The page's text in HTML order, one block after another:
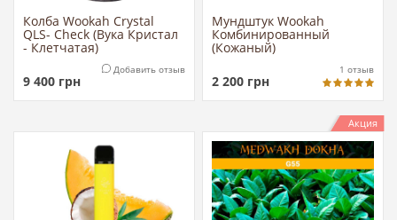
Колба Wookah Crystal
QLS- Check (Вука Кристал
- Клетчатая)
9 400 грн
Добавить отзыв
Мундштук Wookah
Комбинированный
(Кожаный)
2 200 грн
1 отзыв
Акция